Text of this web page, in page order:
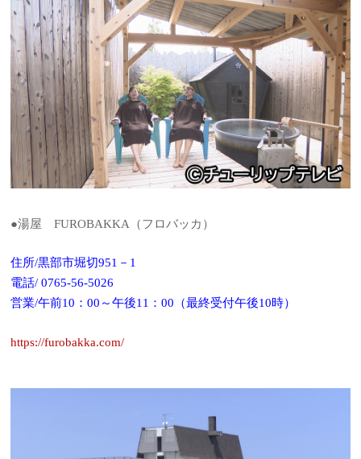
●湯屋 FUROBAKKA（フロバッカ）
住所/黒部市堀切951－1
電話/ 0765-56-5026
営業/午前10：00～午後11：00（最終受付午後10時）
https://furobakka.com/